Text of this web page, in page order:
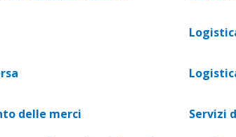
delle merci
Servizi